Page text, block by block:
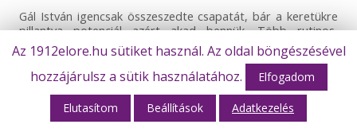
Gál István igencsak összeszedte csapatát, bár a keretükre
pillantva potenciál azért akad bennük. Több rutinos,
tapasztalt játékos segíti a Balaton-parti klub boldogulását,
így ezzel együtt azt talán nyugodtan ki lehet jelenteni, hogy
kiesési gondjaik ebben a bajnokságban biztosan nem
lesznek, sőt… Házi góllövő listájukat hét találattal Szakály
Dénes vezeti, de érdemes lesz kiemelt figyelmet szentelni
Horváth Péternek, Magasföldi Józsefnek vagy éppen a
Az 1912elore.hu sütiket használ. Az oldal böngészésével
hozzájárulsz a sütik használatához.
Elfogadom
Elutasítom Beállítások Adatkezelés